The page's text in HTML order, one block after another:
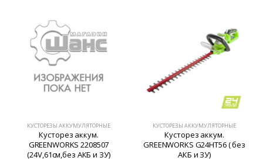
КУСТОРЕЗЫ АККУМУЛЯТОРНЫЕ
Кусторез аккум.
GREENWORKS 2208507
(24V,61см,без АКБ и ЗУ)
КУСТОРЕЗЫ АККУМУЛЯТОРНЫЕ
Кусторез аккум.
GREENWORKS G24HT56 ( без
АКБ и ЗУ)